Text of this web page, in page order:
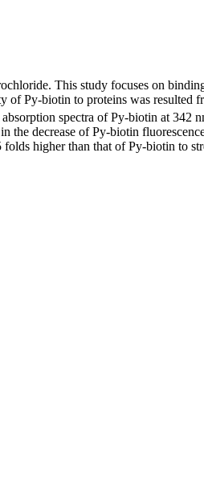
This study focuses on
of Py-biotin to proteins was resulted
spectra of Py-biotin at 342
decrease of Py-biotin
higher than that of Py-biotin to